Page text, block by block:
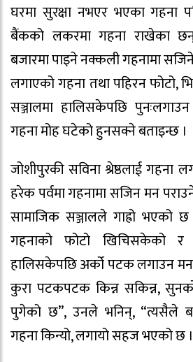
घरमा सुरक्षा नभएर भएका गहना
बैंकको लकरमा गहना राखेका
बजारमा पाइने नक्कली गहनामा
लगाएको गहना तथा पहिरन फोटो,
सञ्जालमा हालिसकेपछि
गहना मोह घटेको हुनसक्ने बताइन्छ ।
जोशीपुरकी सविना श्रेष्ठलाई गहना
हरेक पर्वमा गहनामा सजिन मन
सामाजिक सञ्जालले गाह्रो
गहनाको फोटो खिचिसकेको
हालिसकेपछि अर्को पटक लगाउन मन
कुरा पटकपटक किन्न सकिन्न,
पुगेको छ”, उनले भनिन्, “त्यसैले
गहना किन्यो, लगायो सहज भएको छ